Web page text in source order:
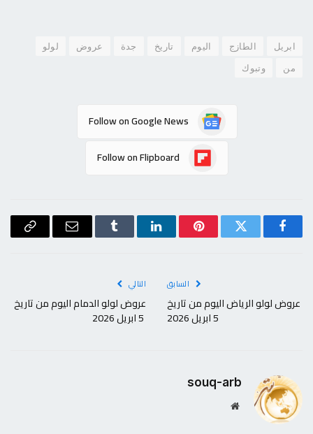
ابريل الطازج اليوم تاريخ جدة عروض
لولو
من
وتبوك
Follow on Google News
Follow on Flipboard
فيسبوكتويتر بينتيريستلينكدإن Tumblr البريد
Copy
السابق
عروض لولو الرياض اليوم من تاريخ
التالي
عروض لولو الدمام اليوم من تاريخ
souq-arb
موقع